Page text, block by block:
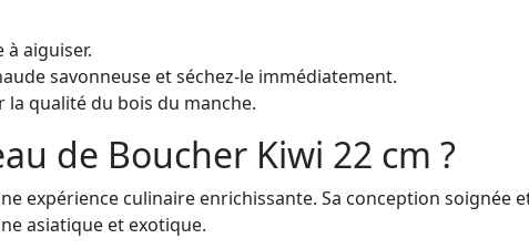
aiguiser.
savonneuse et séchez-le immédiatement.
la qualité du bois du manche.
de Boucher Kiwi 22 cm ?
expérience culinaire enrichissante. Sa conception soignée
asiatique et exotique.